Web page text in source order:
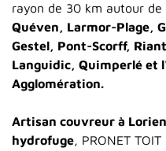
rayon de 30 km autour
Quéven, Larmor-Plage,
Gestel, Pont-Scorff,
Languidic, Quimperlé et
Agglomération.
Artisan couvreur à
hydrofuge, PRONET